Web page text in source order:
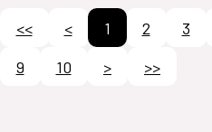
<< < 1 2 3
9
10 > >>